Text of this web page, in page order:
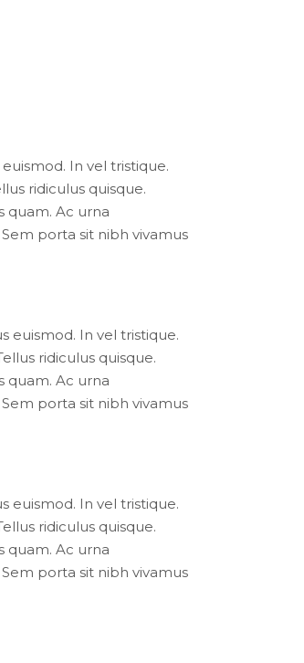
In vel tristique.
ridiculus quisque.
quam. Ac urna
porta sit nibh vivamus
euismod. In vel tristique.
ridiculus quisque.
quam. Ac urna
porta sit nibh vivamus
euismod. In vel tristique.
ridiculus quisque.
quam. Ac urna
porta sit nibh vivamus